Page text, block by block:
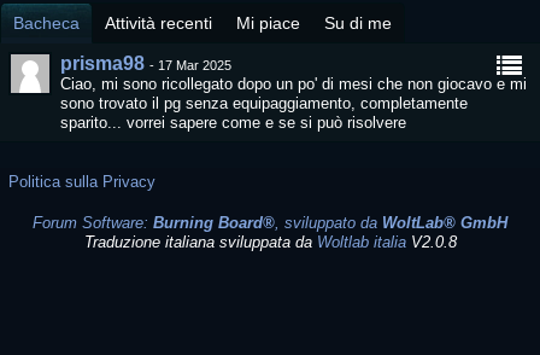
Bacheca Attività recenti Mi piace Su di me
prisma98 - 17 Mar 2025
Ciao, mi sono ricollegato dopo un po' di mesi che non giocavo e mi
sono trovato il pg senza equipaggiamento, completamente
sparito... vorrei sapere come e se si può risolvere
Politica sulla Privacy
Forum Software: Burning Board®, sviluppato da WoltLab® GmbH
Traduzione italiana sviluppata da Woltlab italiaV2.0.8